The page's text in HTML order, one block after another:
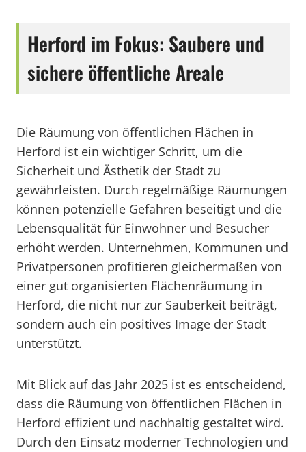
Herford im Fokus: Saubere und
sichere öffentliche Areale
Die Räumung von öffentlichen Flächen in
Herford ist ein wichtiger Schritt, um die
Sicherheit und Ästhetik der Stadt zu
gewährleisten. Durch regelmäßige Räumungen
können potenzielle Gefahren beseitigt und die
Lebensqualität für Einwohner und Besucher
erhöht werden. Unternehmen, Kommunen und
Privatpersonen profitieren gleichermaßen von
einer gut organisierten Flächenräumung in
Herford, die nicht nur zur Sauberkeit beiträgt,
sondern auch ein positives Image der Stadt
unterstützt.
Mit Blick auf das Jahr 2025 ist es entscheidend,
dass die Räumung von öffentlichen Flächen in
Herford effizient und nachhaltig gestaltet wird.
Durch den Einsatz moderner Technologien und